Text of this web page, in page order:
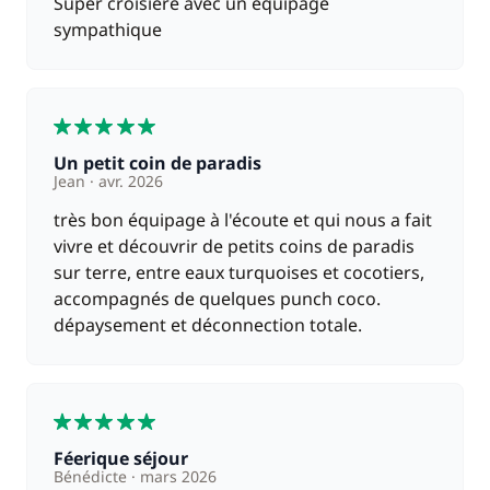
Vous visiterez un village parsemé de marchands de
fruits et légumes locaux, de cafés… dans une
JOUR 8 : Union - Bequia - Saint-Vincent
2h30 et 4h30)
Le capitaine mettra le cap sur Bequia en début de
matinée. Déjeuner à bord. Votre remontée vers le
nord se poursuit jusqu’à Cumberland Bay, située
sous le vent de Saint-Vincent. Dîner et nuit à bord.
JOUR 9 : Saint-Vincent - Sainte-Lucie(environ 5h30)
Profitez de votre temps libre pour explorer cette île
voguera sous le vent de Sainte-Lucie, vers les 2
Pitons. Dîner et nuit à bord.
sympathique
Un petit coin de paradis
Jean avr. 2026
très bon équipage à l'écoute et qui nous a fait
vivre et découvrir de petits coins de paradis
sur terre, entre eaux turquoises et cocotiers,
accompagnés de quelques punch coco.
dépaysement et déconnection totale.
Féerique séjour
Bénédicte mars 2026